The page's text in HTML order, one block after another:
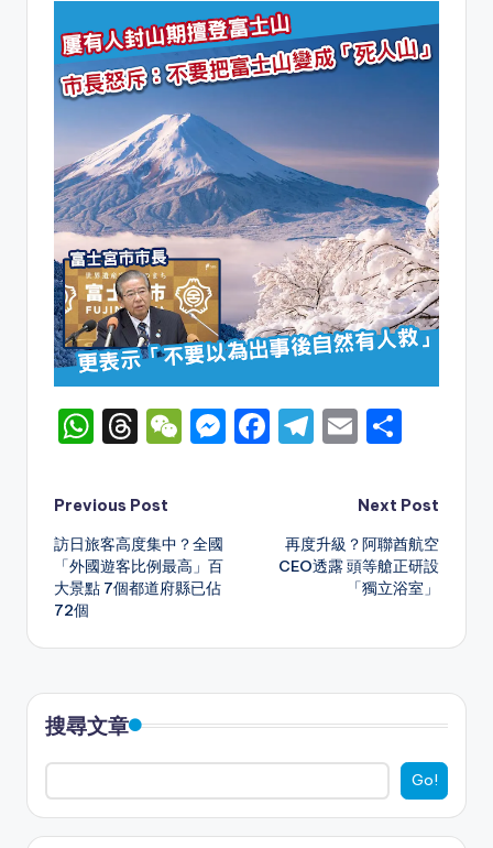
W
a
ts
A
p
p
T
e
a
d
s
W
h
a
t
M
g
F
e
b
o
T
gr
a
E
ai
l
ar
e
Post
navigation
Previous Post
訪日旅客高度集中？全國
「外國遊客比例最高」百
大景點 7個都道府縣已佔
72個
Next Post
再度升級？阿聯酋航空
CEO透露 頭等艙正研設
「獨立浴室」
搜尋文章
Go!